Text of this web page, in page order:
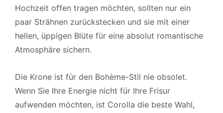
Hochzeit offen tragen möchten, sollten nur ein
paar Strähnen zurückstecken und sie mit einer
hellen, üppigen Blüte für eine absolut romantische
Atmosphäre sichern.
Die Krone ist für den Bohème-Stil nie obsolet.
Wenn Sie Ihre Energie nicht für Ihre Frisur
aufwenden möchten, ist Corolla die beste Wahl,